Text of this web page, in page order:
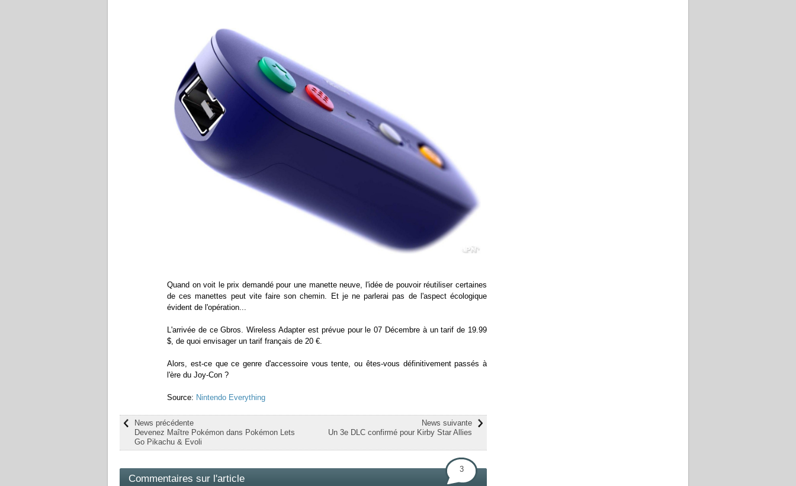
Quand on voit le prix demandé pour une manette neuve, l'idée de pouvoir réutiliser certaines
de ces manettes peut vite faire son chemin. Et je ne parlerai pas de l'aspect écologique
évident de l'opération...
L'arrivée de ce Gbros. Wireless Adapter est prévue pour le 07 Décembre à un tarif de 19.99
$, de quoi envisager un tarif français de 20 €.
Alors, est-ce que ce genre d'accessoire vous tente, ou êtes-vous définitivement passés à
l'ère du Joy-Con ?
Source: Nintendo Everything
News suivante
Un 3e DLC confirmé pour Kirby Star Allies
News précédente
Devenez Maître Pokémon dans Pokémon Lets
Go Pikachu & Evoli
Commentaires sur l'article
3